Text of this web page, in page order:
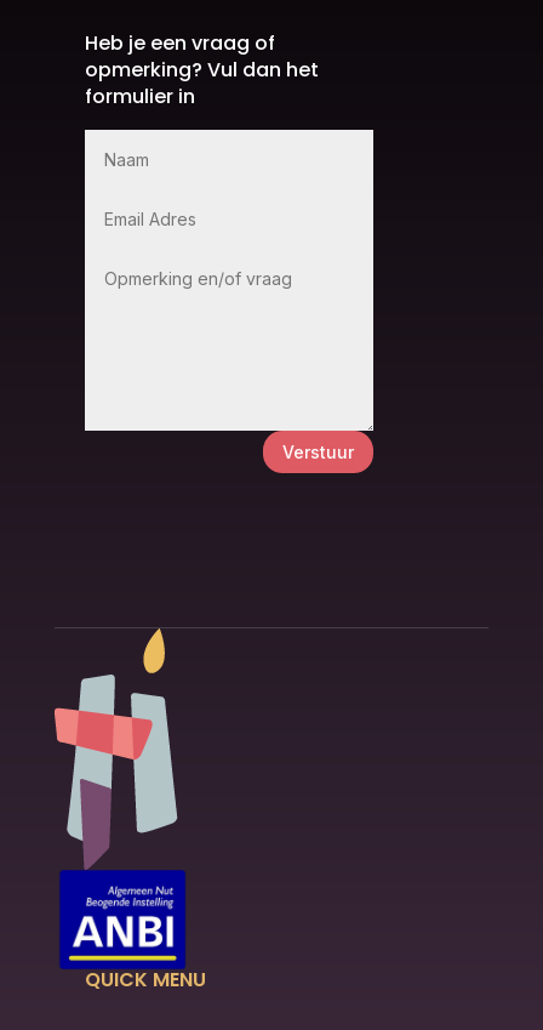
Heb je een vraag of
opmerking? Vul dan het
formulier in
Verstuur
QUICK MENU